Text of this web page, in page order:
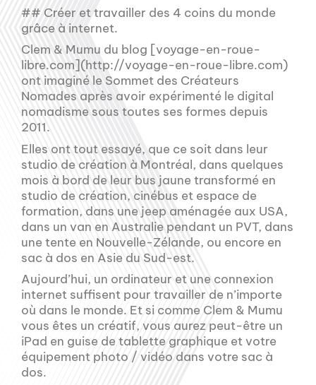
## Créer et travailler des 4 coins du monde
grâce à internet.
Clem & Mumu du blog [voyage-en-roue-
libre.com](http://voyage-en-roue-libre.com)
ont imaginé le Sommet des Créateurs
Nomades après avoir expérimenté le digital
nomadisme sous toutes ses formes depuis
2011.
Elles ont tout essayé, que ce soit dans leur
studio de création à Montréal, dans quelques
mois à bord de leur bus jaune transformé en
studio de création, cinébus et espace de
formation, dans une jeep aménagée aux USA,
dans un van en Australie pendant un PVT, dans
une tente en Nouvelle-Zélande, ou encore en
sac à dos en Asie du Sud-est.
Aujourd’hui, un ordinateur et une connexion
internet suffisent pour travailler de n’importe
où dans le monde. Et si comme Clem & Mumu
vous êtes un créatif, vous aurez peut-être un
iPad en guise de tablette graphique et votre
équipement photo / vidéo dans votre sac à
dos.